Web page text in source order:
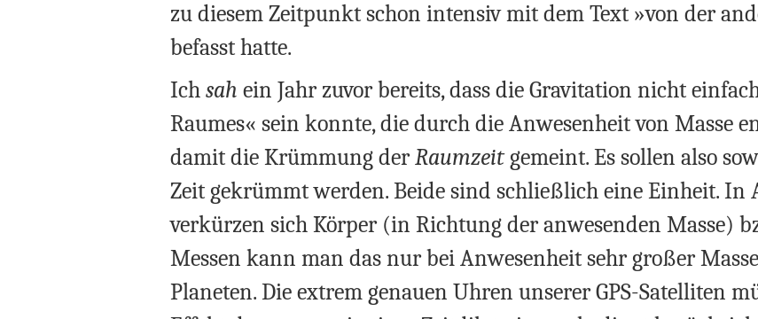
zu diesem Zeitpunkt schon intensiv mit dem Text »von der
befasst hatte.
Ich sah ein Jahr zuvor bereits, dass die Gravitation nicht
Raumes« sein konnte, die durch die Anwesenheit von Masse
damit die Krümmung derRaumzeitgemeint. Es sollen also
Zeit gekrümmt werden. Beide sind schließlich eine Einheit. In
verkürzen sich Körper (in Richtung der anwesenden Masse)
Messen kann man das nur bei Anwesenheit sehr großer
Planeten. Die extrem genauen Uhren unserer GPS-Satelliten